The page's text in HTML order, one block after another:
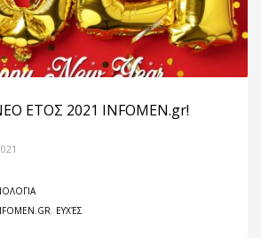
ΕΤΟΣ 2021 INFOMEN.gr!
, ΕΥΧΈΣ